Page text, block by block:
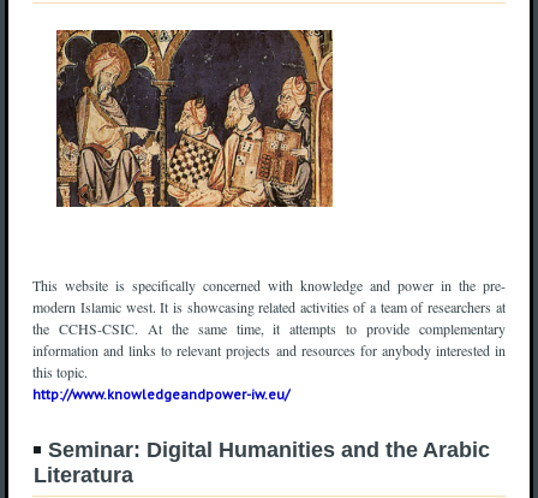
This website is specifically concerned with knowledge and power in the pre-
modern Islamic west. It is showcasing related activities of a team of researchers at
the CCHS-CSIC. At the same time, it attempts to provide complementary
information and links to relevant projects and resources for anybody interested in
this topic.
http://www.knowledgeandpower-iw.eu/
Seminar: Digital Humanities and the Arabic
Literatura